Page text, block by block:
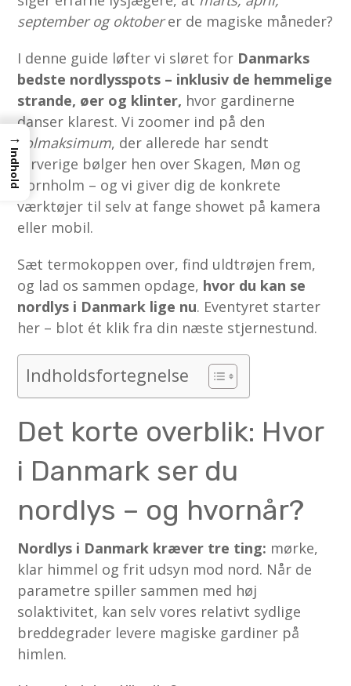
september og oktoberer de magiske måneder?
I denne guide løfter vi sløret for Danmarks
bedste nordlysspots – inklusiv de hemmelige
strande, øer og klinter, hvor gardinerne
danser klarest. Vi zoomer ind på den
solmaksimum, der allerede har sendt
farverige bølger hen over Skagen, Møn og
Bornholm – og vi giver dig de konkrete
værktøjer til selv at fange showet på kamera
eller mobil.
Sæt termokoppen over, find uldtrøjen frem,
og lad os sammen opdage, hvor du kan se
nordlys i Danmark lige nu. Eventyret starter
her – blot ét klik fra din næste stjernestund.
Indholdsfortegnelse
Det korte overblik: Hvor
i Danmark ser du
nordlys – og hvornår?
Nordlys i Danmark kræver tre ting: mørke,
klar himmel og frit udsyn mod nord. Når de
parametre spiller sammen med høj
solaktivitet, kan selv vores relativt sydlige
breddegrader levere magiske gardiner på
himlen.
→
Indhold